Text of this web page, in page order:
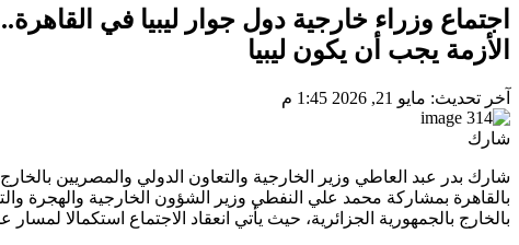
اجتماع وزراء خارجية دول جوار ليبيا في
الأزمة يجب أن يكون ليبيا
آخر تحديث: مايو 21, 2026 1:45 م
شارك
شارك بدر عبد العاطي وزير الخارجية والتعاون الدولي والمصريين
بالقاهرة بمشاركة محمد علي النفطي وزير الشؤون الخارجية والهجرة
بالخارج بالجمهورية الجزائرية، حيث يأتي انعقاد الاجتماع استكمالا لمسار